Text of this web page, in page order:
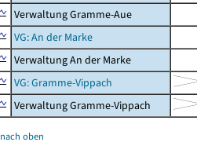
Verwaltung Gramme-Aue
VG: An der Marke
Verwaltung An der Marke
VG: Gramme-Vippach
Verwaltung Gramme-Vippach
nach oben